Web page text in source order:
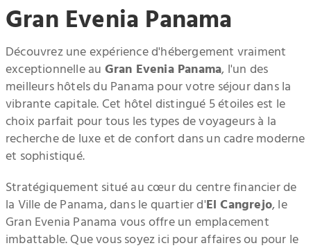
Gran Evenia Panama
Découvrez une expérience d'hébergement vraiment
exceptionnelle au Gran Evenia Panama, l'un des
meilleurs hôtels du Panama pour votre séjour dans la
vibrante capitale. Cet hôtel distingué 5 étoiles est le
choix parfait pour tous les types de voyageurs à la
recherche de luxe et de confort dans un cadre moderne
et sophistiqué.
Stratégiquement situé au cœur du centre financier de
la Ville de Panama, dans le quartier d'El Cangrejo, le
Gran Evenia Panama vous offre un emplacement
imbattable. Que vous soyez ici pour affaires ou pour le